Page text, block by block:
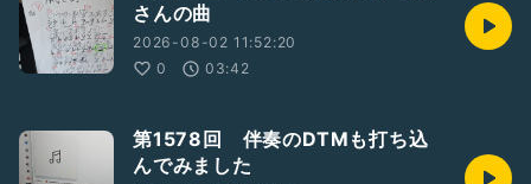
さんの曲
2026-08-02 11:52:20
0
03:42
第1578回 伴奏のDTMも打ち込
んでみました